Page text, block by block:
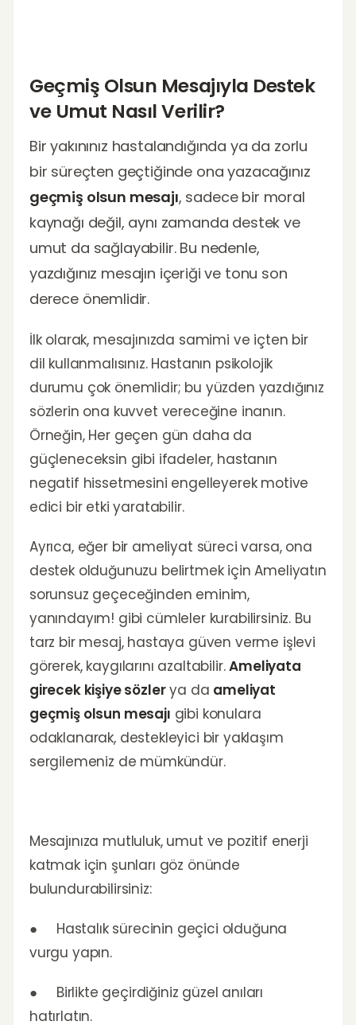
Geçmiş Olsun Mesajıyla Destek
ve Umut Nasıl Verilir?
Bir yakınınız hastalandığında ya da zorlu
bir süreçten geçtiğinde ona yazacağınız
geçmiş olsun mesajı, sadece bir moral
kaynağı değil, aynı zamanda destek ve
umut da sağlayabilir. Bu nedenle,
yazdığınız mesajın içeriği ve tonu son
derece önemlidir.
İlk olarak, mesajınızda samimi ve içten bir
dil kullanmalısınız. Hastanın psikolojik
durumu çok önemlidir; bu yüzden yazdığınız
sözlerin ona kuvvet vereceğine inanın.
Örneğin, Her geçen gün daha da
güçleneceksin gibi ifadeler, hastanın
negatif hissetmesini engelleyerek motive
edici bir etki yaratabilir.
Ayrıca, eğer bir ameliyat süreci varsa, ona
destek olduğunuzu belirtmek için Ameliyatın
sorunsuz geçeceğinden eminim,
yanındayım! gibi cümleler kurabilirsiniz. Bu
tarz bir mesaj, hastaya güven verme işlevi
görerek, kaygılarını azaltabilir.Ameliyata
girecek kişiye sözlerya da ameliyat
geçmiş olsun mesajı gibi konulara
odaklanarak, destekleyici bir yaklaşım
sergilemeniz de mümkündür.
Mesajınıza mutluluk, umut ve pozitif enerji
katmak için şunları göz önünde
bulundurabilirsiniz:
● Hastalık sürecinin geçici olduğuna
vurgu yapın.
● Birlikte geçirdiğiniz güzel anıları
hatırlatın.